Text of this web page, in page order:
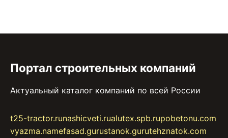
Портал строительных компаний
Актуальный каталог компаний по всей России
t25-tractor.runashicveti.rualutex.spb.rupobetonu.com
vyazma.namefasad.gurustanok.gurutehznatok.com